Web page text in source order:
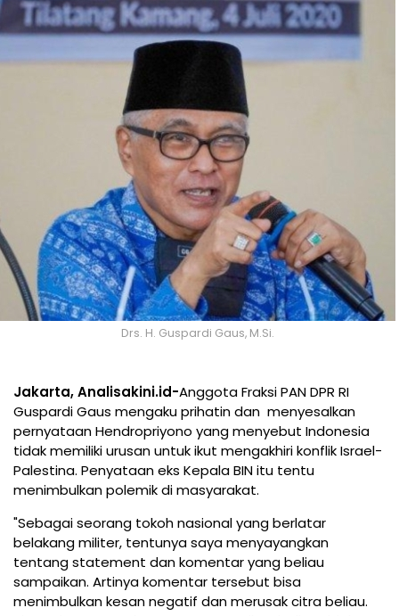
Drs. H. Guspardi Gaus, M.Si.
Jakarta, Analisakini.id-Anggota Fraksi PAN DPR RI
Guspardi Gaus mengaku prihatin dan menyesalkan
pernyataan Hendropriyono yang menyebut Indonesia
tidak memiliki urusan untuk ikut mengakhiri konflik Israel-
Palestina. Penyataan eks Kepala BIN itu tentu
menimbulkan polemik di masyarakat.
"Sebagai seorang tokoh nasional yang berlatar
belakang militer, tentunya saya menyayangkan
tentang statement dan komentar yang beliau
sampaikan. Artinya komentar tersebut bisa
menimbulkan kesan negatif dan merusak citra beliau.